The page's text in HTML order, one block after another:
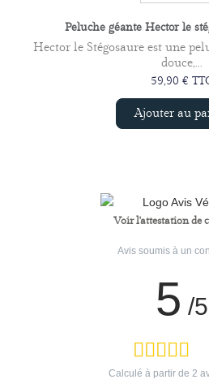
Peluche géante Hector le
Hector le Stégosaure est une
douce,...
59,90 €
Ajouter au
Voir l'attestation de
Avis soumis à un
5 /5
Calculé à partir de 2